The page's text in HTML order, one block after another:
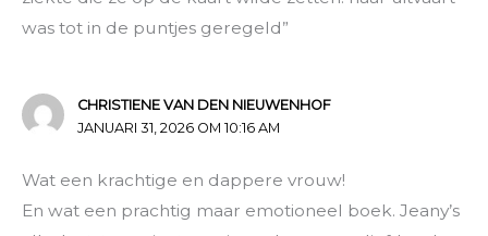
was tot in de puntjes geregeld”
CHRISTIENE VAN DEN NIEUWENHOF
JANUARI 31, 2026 OM 10:16 AM
Wat een krachtige en dappere vrouw!
En wat een prachtig maar emotioneel boek. Jeany’s